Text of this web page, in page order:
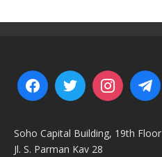
Soho Capital Building, 19th Floor
Jl. S. Parman Kav 28